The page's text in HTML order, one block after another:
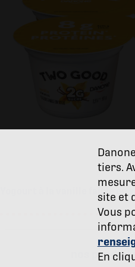
Yogourt à la vanille faible en
nos
tiers.
site et
Vous
En